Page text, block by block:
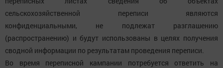
сельскохозяйственной переписи являются
конфиденциальными, не подлежат разглашению
(распространению) и будут использованы в целях получения
сводной информации по результатам проведения переписи.
Во время переписной кампании потребуется ответить на